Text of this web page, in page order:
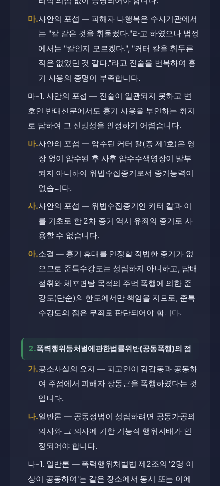
마.사안의 포섭 — 피해자 나행복은 수사기관에서
는 "칼 같은 것을 휘둘렀다."라고 하였으나 법정
에서는 "칼인지 모르겠다.", "커터 칼을 휘두른
적은 없었던 것 같다."라고 진술을 번복하여 흉
기 사용의 증명이 부족합니다.
마-1. 사안의 포섭 — 진술이 일관되지 못하고 변
호인 반대신문에서도 흉기 사용을 부인하는 취지
로 답하여 그 신빙성을 인정하기 어렵습니다.
바.사안의 포섭 — 압수된 커터 칼(증 제1호)은 영
장 없이 압수된 후 사후 압수수색영장이 발부
되지 아니하여 위법수집증거로서 증거능력이
없습니다.
사.사안의 포섭 — 위법수집증거인 커터 칼과 이
를 기초로 한 2차 증거 역시 유죄의 증거로 사
용할 수 없습니다.
아.소결 — 흉기 휴대를 인정할 적법한 증거가 없
으므로 준특수강도는 성립하지 아니하고, 담배
절취와 체포면탈 목적의 주먹 폭행에 의한 준
강도(단순)의 한도에서만 책임을 지므로, 준특
수강도의 점은 무죄로 판단되어야 합니다.
2.폭력행위등처벌에관한법률위반(공동폭행)의 점
가.공소사실의 요지 — 피고인이 김갑동과 공동하
여 주점에서 피해자 장동근을 폭행하였다는 것
입니다.
나.일반론 — 공동정범이 성립하려면 공동가공의
의사와 그 의사에 기한 기능적 행위지배가 인
정되어야 합니다.
나-1. 일반론 — 폭력행위처벌법 제2조의 '2명 이
상이 공동하여'는 같은 장소에서 동시 또는 이에